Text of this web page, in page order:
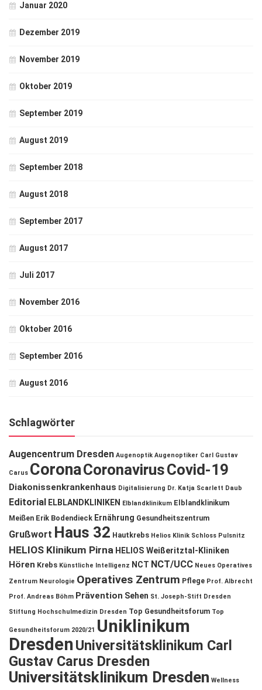
Januar 2020
Dezember 2019
November 2019
Oktober 2019
September 2019
August 2019
September 2018
August 2018
September 2017
August 2017
Juli 2017
November 2016
Oktober 2016
September 2016
August 2016
Schlagwörter
Augencentrum Dresden Augenoptik Augenoptiker Carl Gustav
Carus CoronaCoronavirusCovid-19
Diakonissenkrankenhaus Digitalisierung Dr. Katja Scarlett Daub
Editorial ELBLANDKLINIKEN Elblandklinikum Elblandklinikum
Meißen Erik Bodendieck Ernährung Gesundheitszentrum
Grußwort Haus 32 Hautkrebs Helios Klinik Schloss Pulsnitz
HELIOS Klinikum Pirna HELIOS Weißeritztal-Kliniken
Hören Krebs Künstliche Intelligenz NCT NCT/UCC Neues Operatives
Zentrum Neurologie Operatives Zentrum Pflege Prof. Albrecht
Prof. Andreas Böhm Prävention Sehen St. Joseph-Stift Dresden
Stiftung Hochschulmedizin Dresden Top Gesundheitsforum Top
Gesundheitsforum 2020/21 Uniklinikum
DresdenUniversitätsklinikum Carl
Gustav Carus Dresden
Universitätsklinikum Dresden Wellness